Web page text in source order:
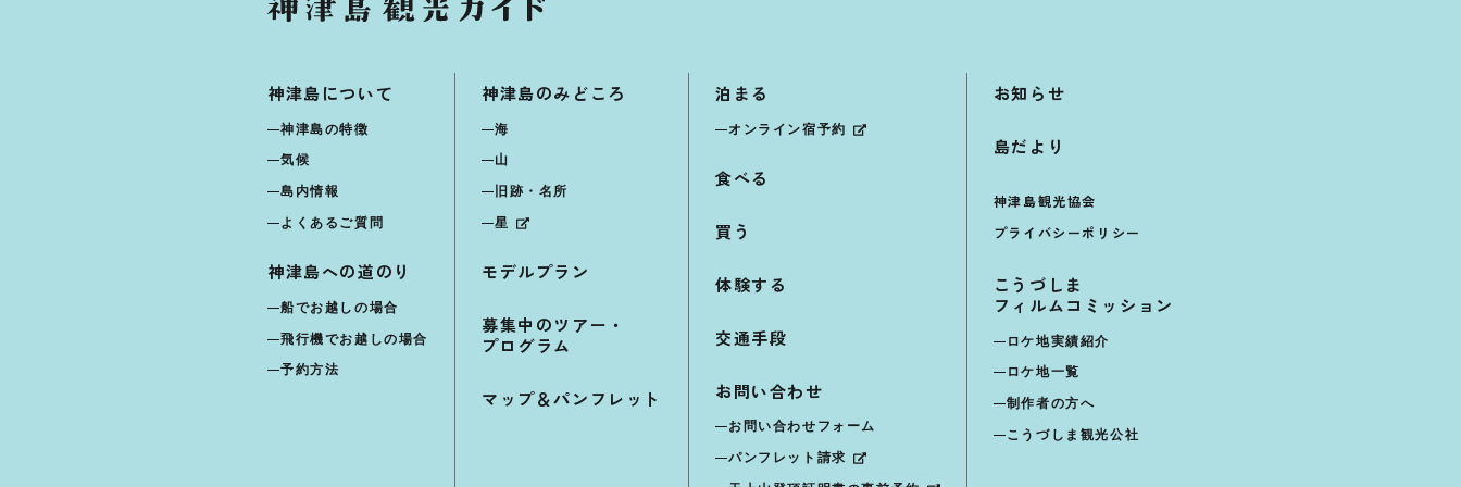
神津島について
神津島の特徴
気候
島内情報
よくあるご質問
神津島への道のり
船でお越しの場合
飛行機でお越しの場合
予約方法
神津島のみどころ
海
山
旧跡・名所
星
モデルプラン
募集中のツアー・
プログラム
マップ＆パンフレット
泊まる
オンライン宿予約
食べる
買う
体験する
交通手段
お問い合わせ
お問い合わせフォーム
パンフレット請求
お知らせ
島だより
神津島観光協会
プライバシーポリシー
こうづしま
フィルムコミッション
ロケ地実績紹介
ロケ地一覧
制作者の方へ
こうづしま観光公社